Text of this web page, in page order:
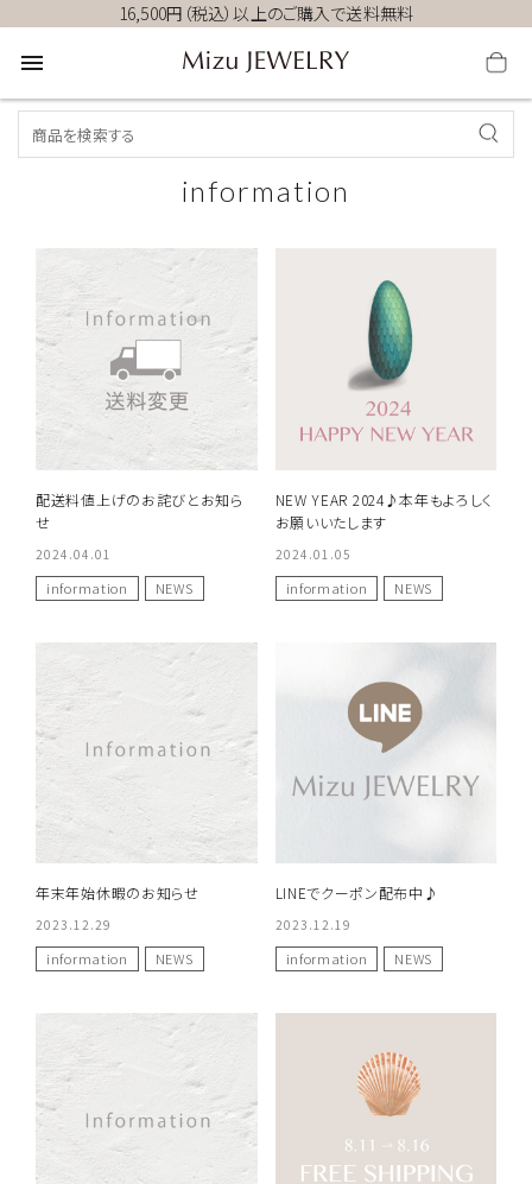
16,500円（税込）以上のご購入で送料無料
menu
information
配送料値上げのお詫びとお知ら
せ
2024.04.01
information NEWS
NEW YEAR 2024♪本年もよろしく
お願いいたします
2024.01.05
information NEWS
年末年始休暇のお知らせ
2023.12.29
information NEWS
LINEでクーポン配布中♪
2023.12.19
information NEWS